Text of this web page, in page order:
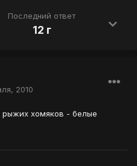
Последний ответ
12 г
2010
рыжих хомяков - белые